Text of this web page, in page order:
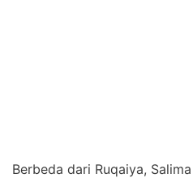
Berbeda dari Ruqaiya,